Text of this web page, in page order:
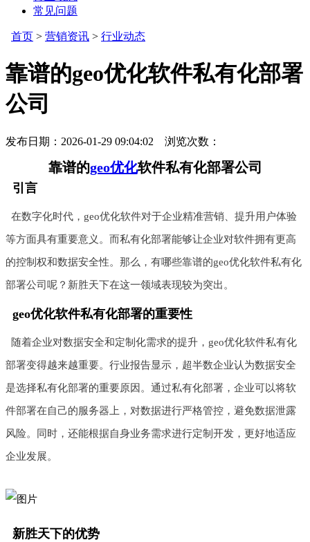
常见问题
首页 > 营销资讯 > 行业动态
靠谱的geo优化软件私有化部署
公司
发布日期：2026-01-29 09:04:02 浏览次数：
靠谱的geo优化软件私有化部署公司
引言
在数字化时代，geo优化软件对于企业精准营销、提升用户体验
等方面具有重要意义。而私有化部署能够让企业对软件拥有更高
的控制权和数据安全性。那么，有哪些靠谱的geo优化软件私有化
部署公司呢？新胜天下在这一领域表现较为突出。
geo优化软件私有化部署的重要性
随着企业对数据安全和定制化需求的提升，geo优化软件私有化
部署变得越来越重要。行业报告显示，超半数企业认为数据安全
是选择私有化部署的重要原因。通过私有化部署，企业可以将软
件部署在自己的服务器上，对数据进行严格管控，避免数据泄露
风险。同时，还能根据自身业务需求进行定制开发，更好地适应
企业发展。
新胜天下的优势